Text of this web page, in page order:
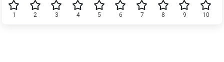
10
9
8
7
6
5
4
3
2
1